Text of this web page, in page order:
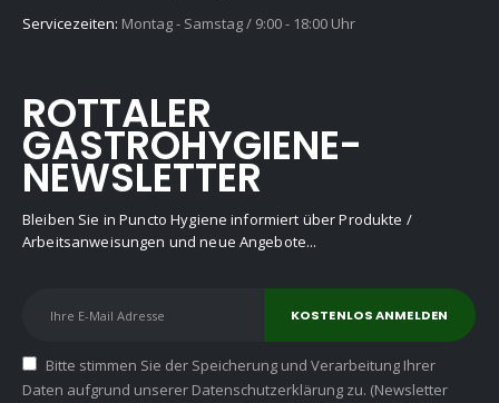
Servicezeiten: Montag - Samstag / 9:00 - 18:00 Uhr
ROTTALER
GASTROHYGIENE-
NEWSLETTER
Bleiben Sie in Puncto Hygiene informiert über Produkte /
Arbeitsanweisungen und neue Angebote...
Bitte stimmen Sie der Speicherung und Verarbeitung Ihrer
Daten aufgrund unserer Datenschutzerklärung zu. (Newsletter